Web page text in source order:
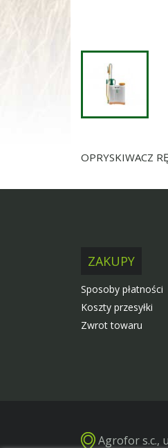
OPRYSKIWACZ
ZAKUPY
Sposoby płatności
Koszty przesyłki
Zwrot towaru
Agrofor s.c.,